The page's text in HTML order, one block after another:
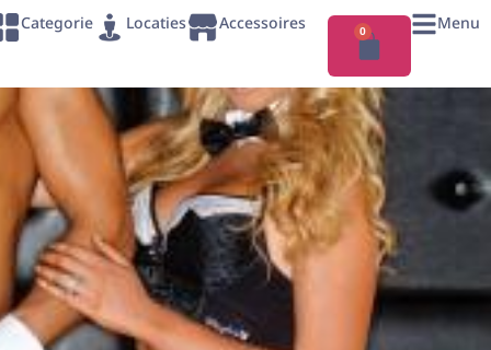
Categorie Locaties Accessoires 0 Menu